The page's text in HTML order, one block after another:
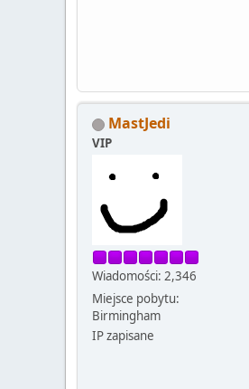
MastJedi
VIP
Wiadomości: 2,346
Miejsce pobytu:
Birmingham
IP zapisane